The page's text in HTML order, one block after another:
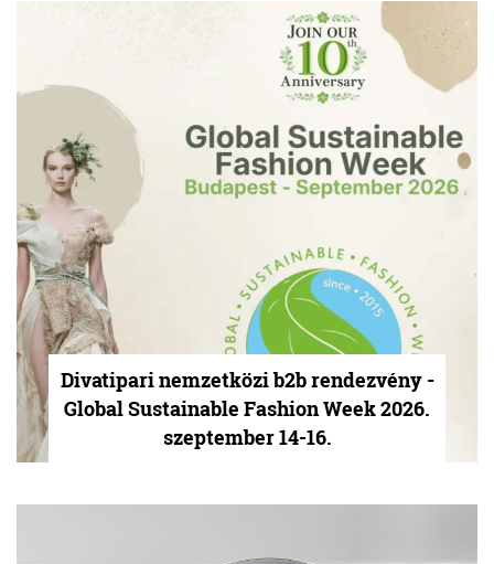
Divatipari nemzetközi b2b rendezvény -
Global Sustainable Fashion Week 2026.
szeptember 14-16.